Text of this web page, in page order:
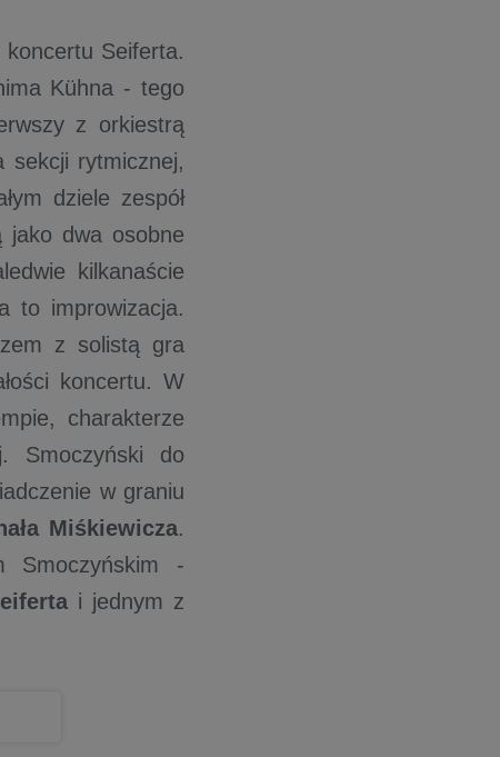
Seiferta.
Kühna - tego
z orkiestrą
sekcji rytmicznej,
dziele zespół
jako dwa osobne
kilkanaście
to improwizacja.
z solistą gra
koncertu. W
charakterze
Smoczyński do
w graniu
Miśkiewicza.
Smoczyńskim -
i jednym z